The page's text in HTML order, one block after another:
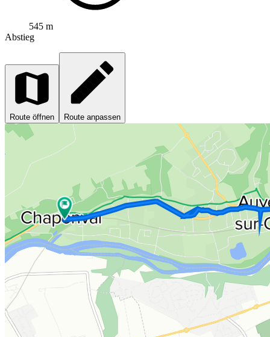
545 m
Abstieg
Route öffnen Route anpassen